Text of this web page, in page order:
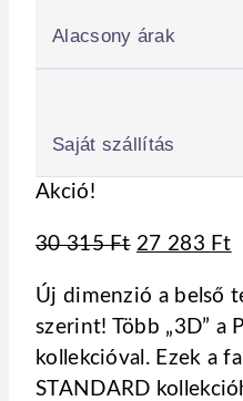
Alacsony árak
Saját szállítás
Akció!
30 315Ft Original
was:
30
315 Ft.
27 283 Ft
Új dimenzió a belső
szerint! Több „3D” a
kollekcióval. Ezek a
STANDARD